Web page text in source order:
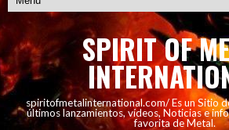
SPIRIT OF
spiritofmetalinternational.com/ Es un Sitio
últimos lanzamientos, vídeos, Noticias e
favorita de Metal.